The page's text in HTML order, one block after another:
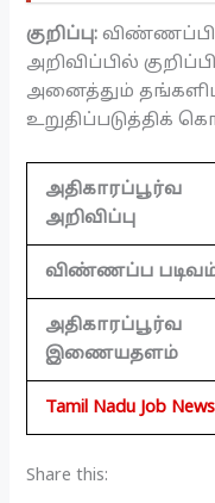
குறிப்பு:
அறிவிப்பில்
அனைத்தும்
உறுதிப்படுத்திக்
அதிகாரப்பூர்வ
அறிவிப்பு
விண்ணப்ப
அதிகாரப்பூர்வ
இணையதளம்
Tamil Nadu Job News
Share this: